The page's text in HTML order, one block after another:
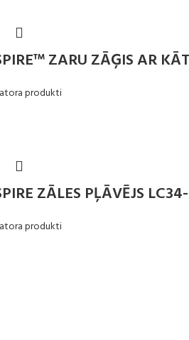
ZARU ZĀĢIS AR
produkti
ZĀLES PĻĀVĒJS
produkti